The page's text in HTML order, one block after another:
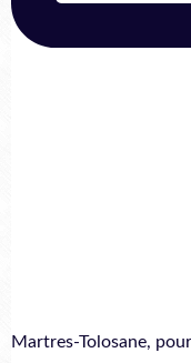
Martres-Tolosane,